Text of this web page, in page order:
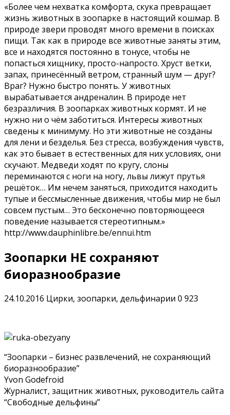
«Более чем нехватка комфорта, скука превращает
жизнь животных в зоопарке в настоящий кошмар. В
природе звери проводят много времени в поисках
пищи. Так как в природе все животные заняты этим,
все и находятся постоянно в тонусе, чтобы не
попасться хищнику, просто-напросто. Хруст ветки,
запах, принесённый ветром, странный шум — друг?
Враг? Нужно быстро понять. У животных
вырабатывается андреналин. В природе нет
безразличия. В зоопарках животных кормят. И не
нужно ни о чём заботиться. Интересы животных
сведены к минимуму. Но эти животные не созданы
для лени и безделья. Без стресса, возбуждения чувств,
как это бывает в естественных для них условиях, они
скучают. Медведи ходят по кругу, слоны
переминаются с ноги на ногу, львы лижут прутья
решёток… Им нечем заняться, приходится находить
тупые и бессмысленные движения, чтобы мир не был
совсем пустым… Это бесконечно повторяющееся
поведение называется стереотипным.»
http://www.dauphinlibre.be/ennui.htm
Зоопарки НЕ сохраняют
биоразнообразие
24.10.2016 Цирки, зоопарки, дельфинарии 0 923
“Зоопарки – бизнес развлечений, не сохраняющий
биоразнообразие”
Yvon Godefroid
Журналист, защитник животных, руководитель сайта
“Свободные дельфины”